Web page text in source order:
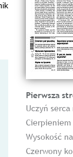
Pierwsza
Uczyń serca
Cierpieniem
Wysokość
Czerwony